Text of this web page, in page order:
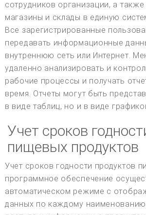
сотрудников организации, а
магазины и склады в единую
Все зарегистрированные
передавать информационные
внутреннюю сеть или Интернет.
удаленно анализировать и
рабочие процессы и получать
время. Отчеты могут быть
в виде таблиц, но и в виде
Учет сроков
пищевых продуктов
Учет сроков годности продуктов
программное обеспечение
автоматическом режиме с
данных по каждому